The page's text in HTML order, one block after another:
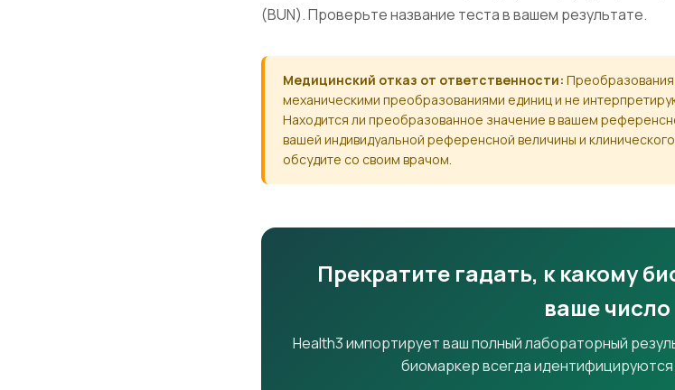
(BUN). Проверьте название теста в вашем результате.
Медицинский отказ от ответственности: Преобразования
механическими преобразованиями единиц и не
Находится ли преобразованное значение в вашем
вашей индивидуальной референсной величины и
обсудите со своим врачом.
Прекратите гадать, к какому
ваше число
Health3 импортирует ваш полный лабораторный
биомаркер всегда идентифицируются